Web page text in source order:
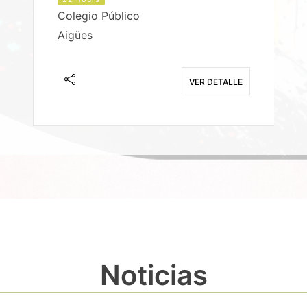
Colegio Público
Aigües
VER DETALLE
Noticias